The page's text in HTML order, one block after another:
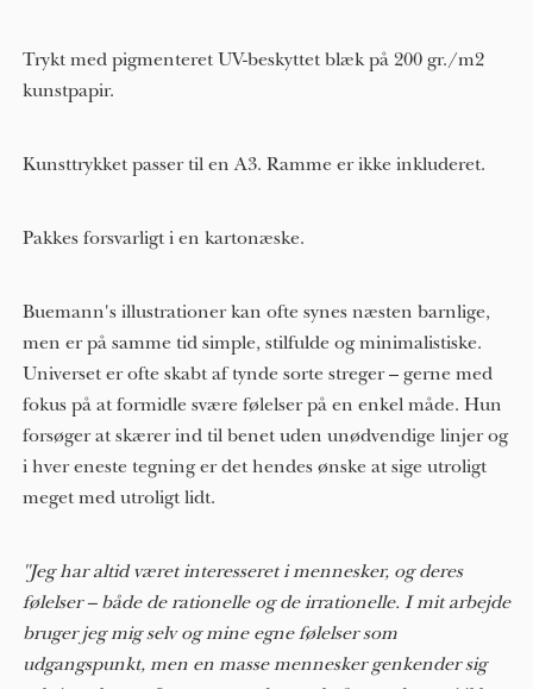
Trykt med pigmenteret UV-beskyttet blæk på 200 gr./m2
kunstpapir.
Kunsttrykket passer til en A3. Ramme er ikke inkluderet.
Pakkes forsvarligt i en kartonæske.
Buemann's illustrationer kan ofte synes næsten barnlige,
men er på samme tid simple, stilfulde og minimalistiske.
Universet er ofte skabt af tynde sorte streger – gerne med
fokus på at formidle svære følelser på en enkel måde. Hun
forsøger at skærer ind til benet uden unødvendige linjer og
i hver eneste tegning er det hendes ønske at sige utroligt
meget med utroligt lidt.
"Jeg har altid været interesseret i mennesker, og deres
følelser – både de rationelle og de irrationelle. I mit arbejde
bruger jeg mig selv og mine egne følelser som
udgangspunkt, men en masse mennesker genkender sig